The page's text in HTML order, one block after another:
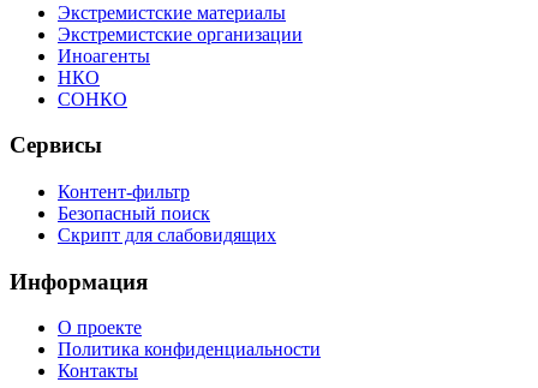
Экстремистские материалы
Экстремистские организации
Иноагенты
НКО
СОНКО
Сервисы
Контент-фильтр
Безопасный поиск
Скрипт для слабовидящих
Информация
О проекте
Политика конфиденциальности
Контакты